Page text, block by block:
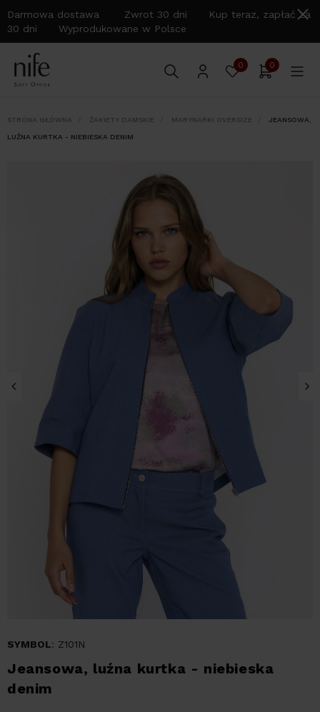
Darmowa dostawa Zwrot 30 dni Kup teraz, zapłać za
30 dni Wyprodukowane w Polsce
0 0
STRONA GŁÓWNA ŻAKIETY DAMSKIE MARYNARKI OVERSIZE JEANSOWA,
LUŹNA KURTKA - NIEBIESKA DENIM
SYMBOL: Z101N
Jeansowa, luźna kurtka - niebieska
denim